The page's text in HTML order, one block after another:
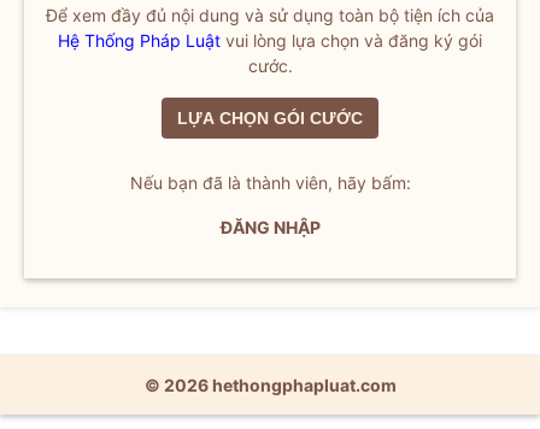
Để xem đầy đủ nội dung và sử dụng toàn bộ tiện ích của
Hệ Thống Pháp Luật vui lòng lựa chọn và đăng ký gói
cước.
LỰA CHỌN GÓI CƯỚC
Nếu bạn đã là thành viên, hãy bấm:
ĐĂNG NHẬP
© 2026 hethongphapluat.com